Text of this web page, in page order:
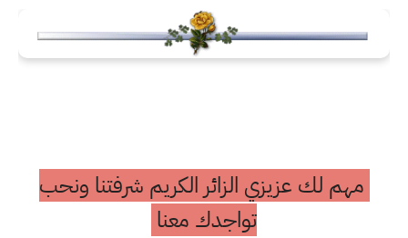
مهم لك عزيزي الزائر الكريم شرفتنا ونحب
تواجدك معنا